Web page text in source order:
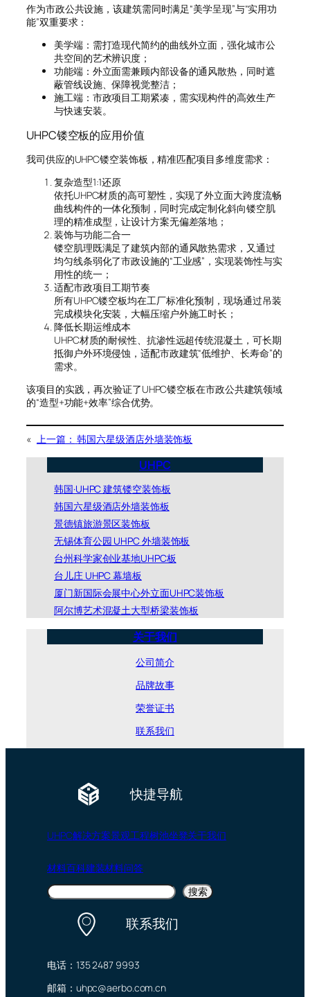
作为市政公共设施，该建筑需同时满足“美学呈现”与“实用功
能”双重要求：
美学端：需打造现代简约的曲线外立面，强化城市公
共空间的艺术辨识度；
功能端：外立面需兼顾内部设备的通风散热，同时遮
蔽管线设施、保障视觉整洁；
施工端：市政项目工期紧凑，需实现构件的高效生产
与快速安装。
UHPC镂空板的应用价值
我司供应的UHPC镂空装饰板，精准匹配项目多维度需求：
复杂造型1:1还原
依托UHPC材质的高可塑性，实现了外立面大跨度流畅
曲线构件的一体化预制，同时完成定制化斜向镂空肌
理的精准成型，让设计方案无偏差落地；
装饰与功能二合一
镂空肌理既满足了建筑内部的通风散热需求，又通过
均匀线条弱化了市政设施的“工业感”，实现装饰性与实
用性的统一；
适配市政项目工期节奏
所有UHPC镂空板均在工厂标准化预制，现场通过吊装
完成模块化安装，大幅压缩户外施工时长；
降低长期运维成本
UHPC材质的耐候性、抗渗性远超传统混凝土，可长期
抵御户外环境侵蚀，适配市政建筑“低维护、长寿命”的
需求。
该项目的实践，再次验证了UHPC镂空板在市政公共建筑领域
的“造型+功能+效率”综合优势。
« 上一篇： 韩国六星级酒店外墙装饰板
UHPC
韩国·UHPC 建筑镂空装饰板
韩国六星级酒店外墙装饰板
景德镇旅游景区装饰板
无锡体育公园 UHPC 外墙装饰板
台州科学家创业基地UHPC板
台儿庄 UHPC 幕墙板
厦门新国际会展中心外立面UHPC装饰板
阿尔博艺术混凝土大型桥梁装饰板
关于我们
公司简介
品牌故事
荣誉证书
联系我们
快捷导航
UHPC解决方案景观工程树池坐凳关于我们
材料百科建装材料问答
搜
索
搜索
联系我们
电话：135 2487 9993
邮箱：uhpc@aerbo.com.cn